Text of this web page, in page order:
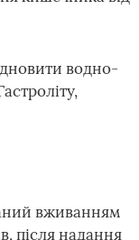
водно-
вживанням
після надання